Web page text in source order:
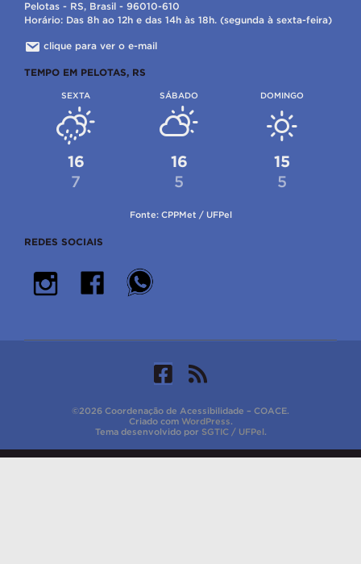
Pelotas - RS, Brasil - 96010-610
Horário: Das 8h ao 12h e das 14h às 18h. (segunda à sexta-feira)
clique para ver o e-mail
TEMPO EM PELOTAS, RS
SEXTA
16
7
SÁBADO
16
5
DOMINGO
15
5
Fonte: CPPMet / UFPel
REDES SOCIAIS
©2026 Coordenação de Acessibilidade – COACE.
Criado com WordPress.
Tema desenvolvido por SGTIC / UFPel.